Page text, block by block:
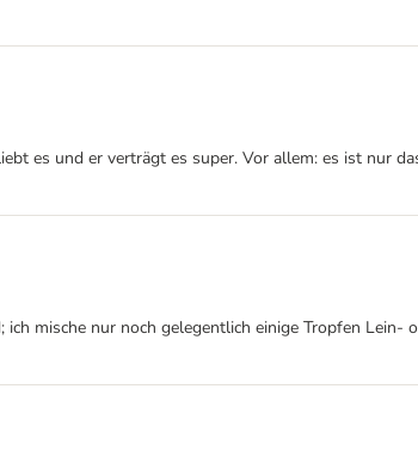
es und er verträgt es super. Vor allem: es ist nur
mische nur noch gelegentlich einige Tropfen Lein-